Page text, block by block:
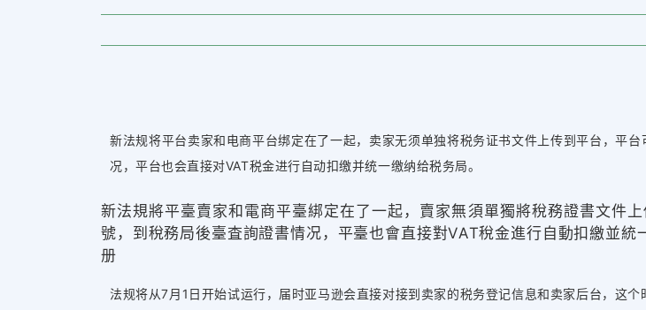
新法规将平台卖家和电商平台绑定在了一起，卖家无须单独将税务证书文件上传到平台，平
况，平台也会直接对VAT税金进行自动扣缴并统一缴纳给税务局。
新法規將平臺賣家和電商平臺綁定在了一起，賣家無須單獨將稅務證書文件
號，到稅務局後臺査詢證書情况，平臺也會直接對VAT稅金進行自動扣繳並
册
法规将从7月1日开始试运行，届时亚马逊会直接对接到卖家的税务登记信息和卖家后台，这个